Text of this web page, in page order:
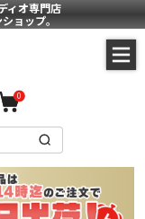
ィオ専門店
ョップ。
0